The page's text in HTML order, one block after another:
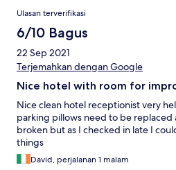
Ulasan terverifikasi
6/10 Bagus
22 Sep 2021
Terjemahkan dengan Google
Nice hotel with room for
Nice clean hotel receptionist very
parking pillows need to be replaced
broken but as I checked in late I
things
David, perjalanan 1 malam